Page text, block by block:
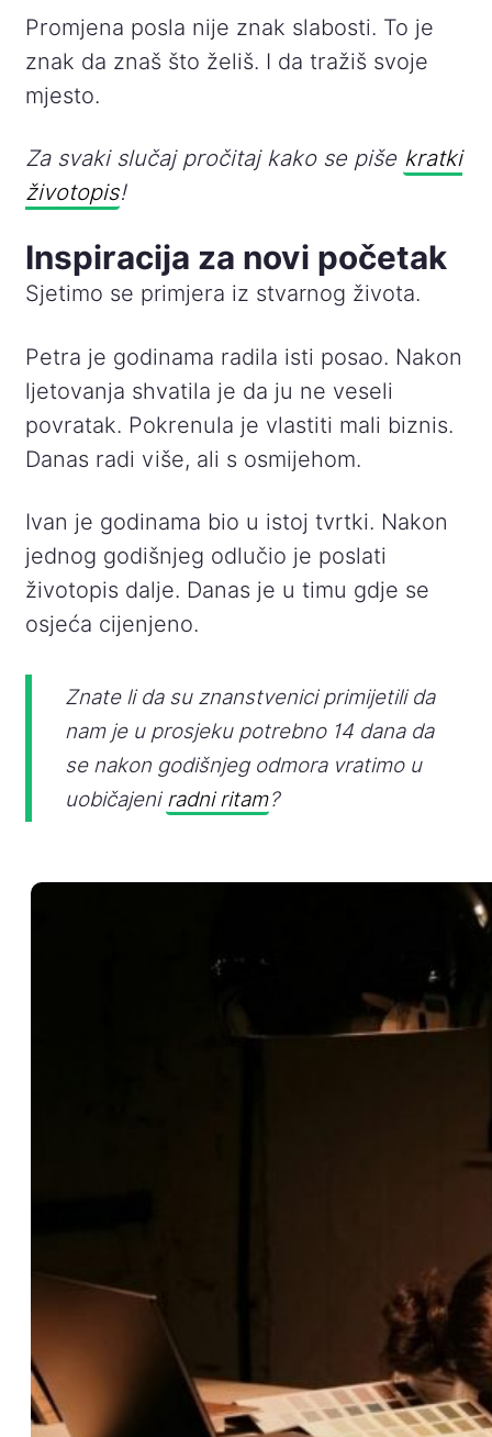
Promjena posla nije znak slabosti. To je
znak da znaš što želiš. I da tražiš svoje
mjesto.
Za svaki slučaj pročitaj kako se piše kratki
životopis!
Inspiracija za novi početak
Sjetimo se primjera iz stvarnog života.
Petra je godinama radila isti posao. Nakon
ljetovanja shvatila je da ju ne veseli
povratak. Pokrenula je vlastiti mali biznis.
Danas radi više, ali s osmijehom.
Ivan je godinama bio u istoj tvrtki. Nakon
jednog godišnjeg odlučio je poslati
životopis dalje. Danas je u timu gdje se
osjeća cijenjeno.
Znate li da su znanstvenici primijetili da
nam je u prosjeku potrebno 14 dana da
se nakon godišnjeg odmora vratimo u
uobičajeni radni ritam?